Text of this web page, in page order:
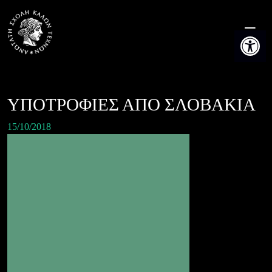
Ανοίξτε
content
ΥΠΟΤΡΟΦΙΕΣ ΑΠΟ ΣΛΟΒΑΚΙΑ
15/10/2018